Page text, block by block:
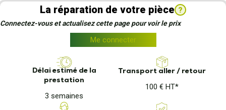
La réparation de votre pièce ?
Connectez-vous et actualisez cette page pour voir le prix
Me connecter
Délai estimé de la
prestation
3 semaines
Transport aller / retour
100 € HT*